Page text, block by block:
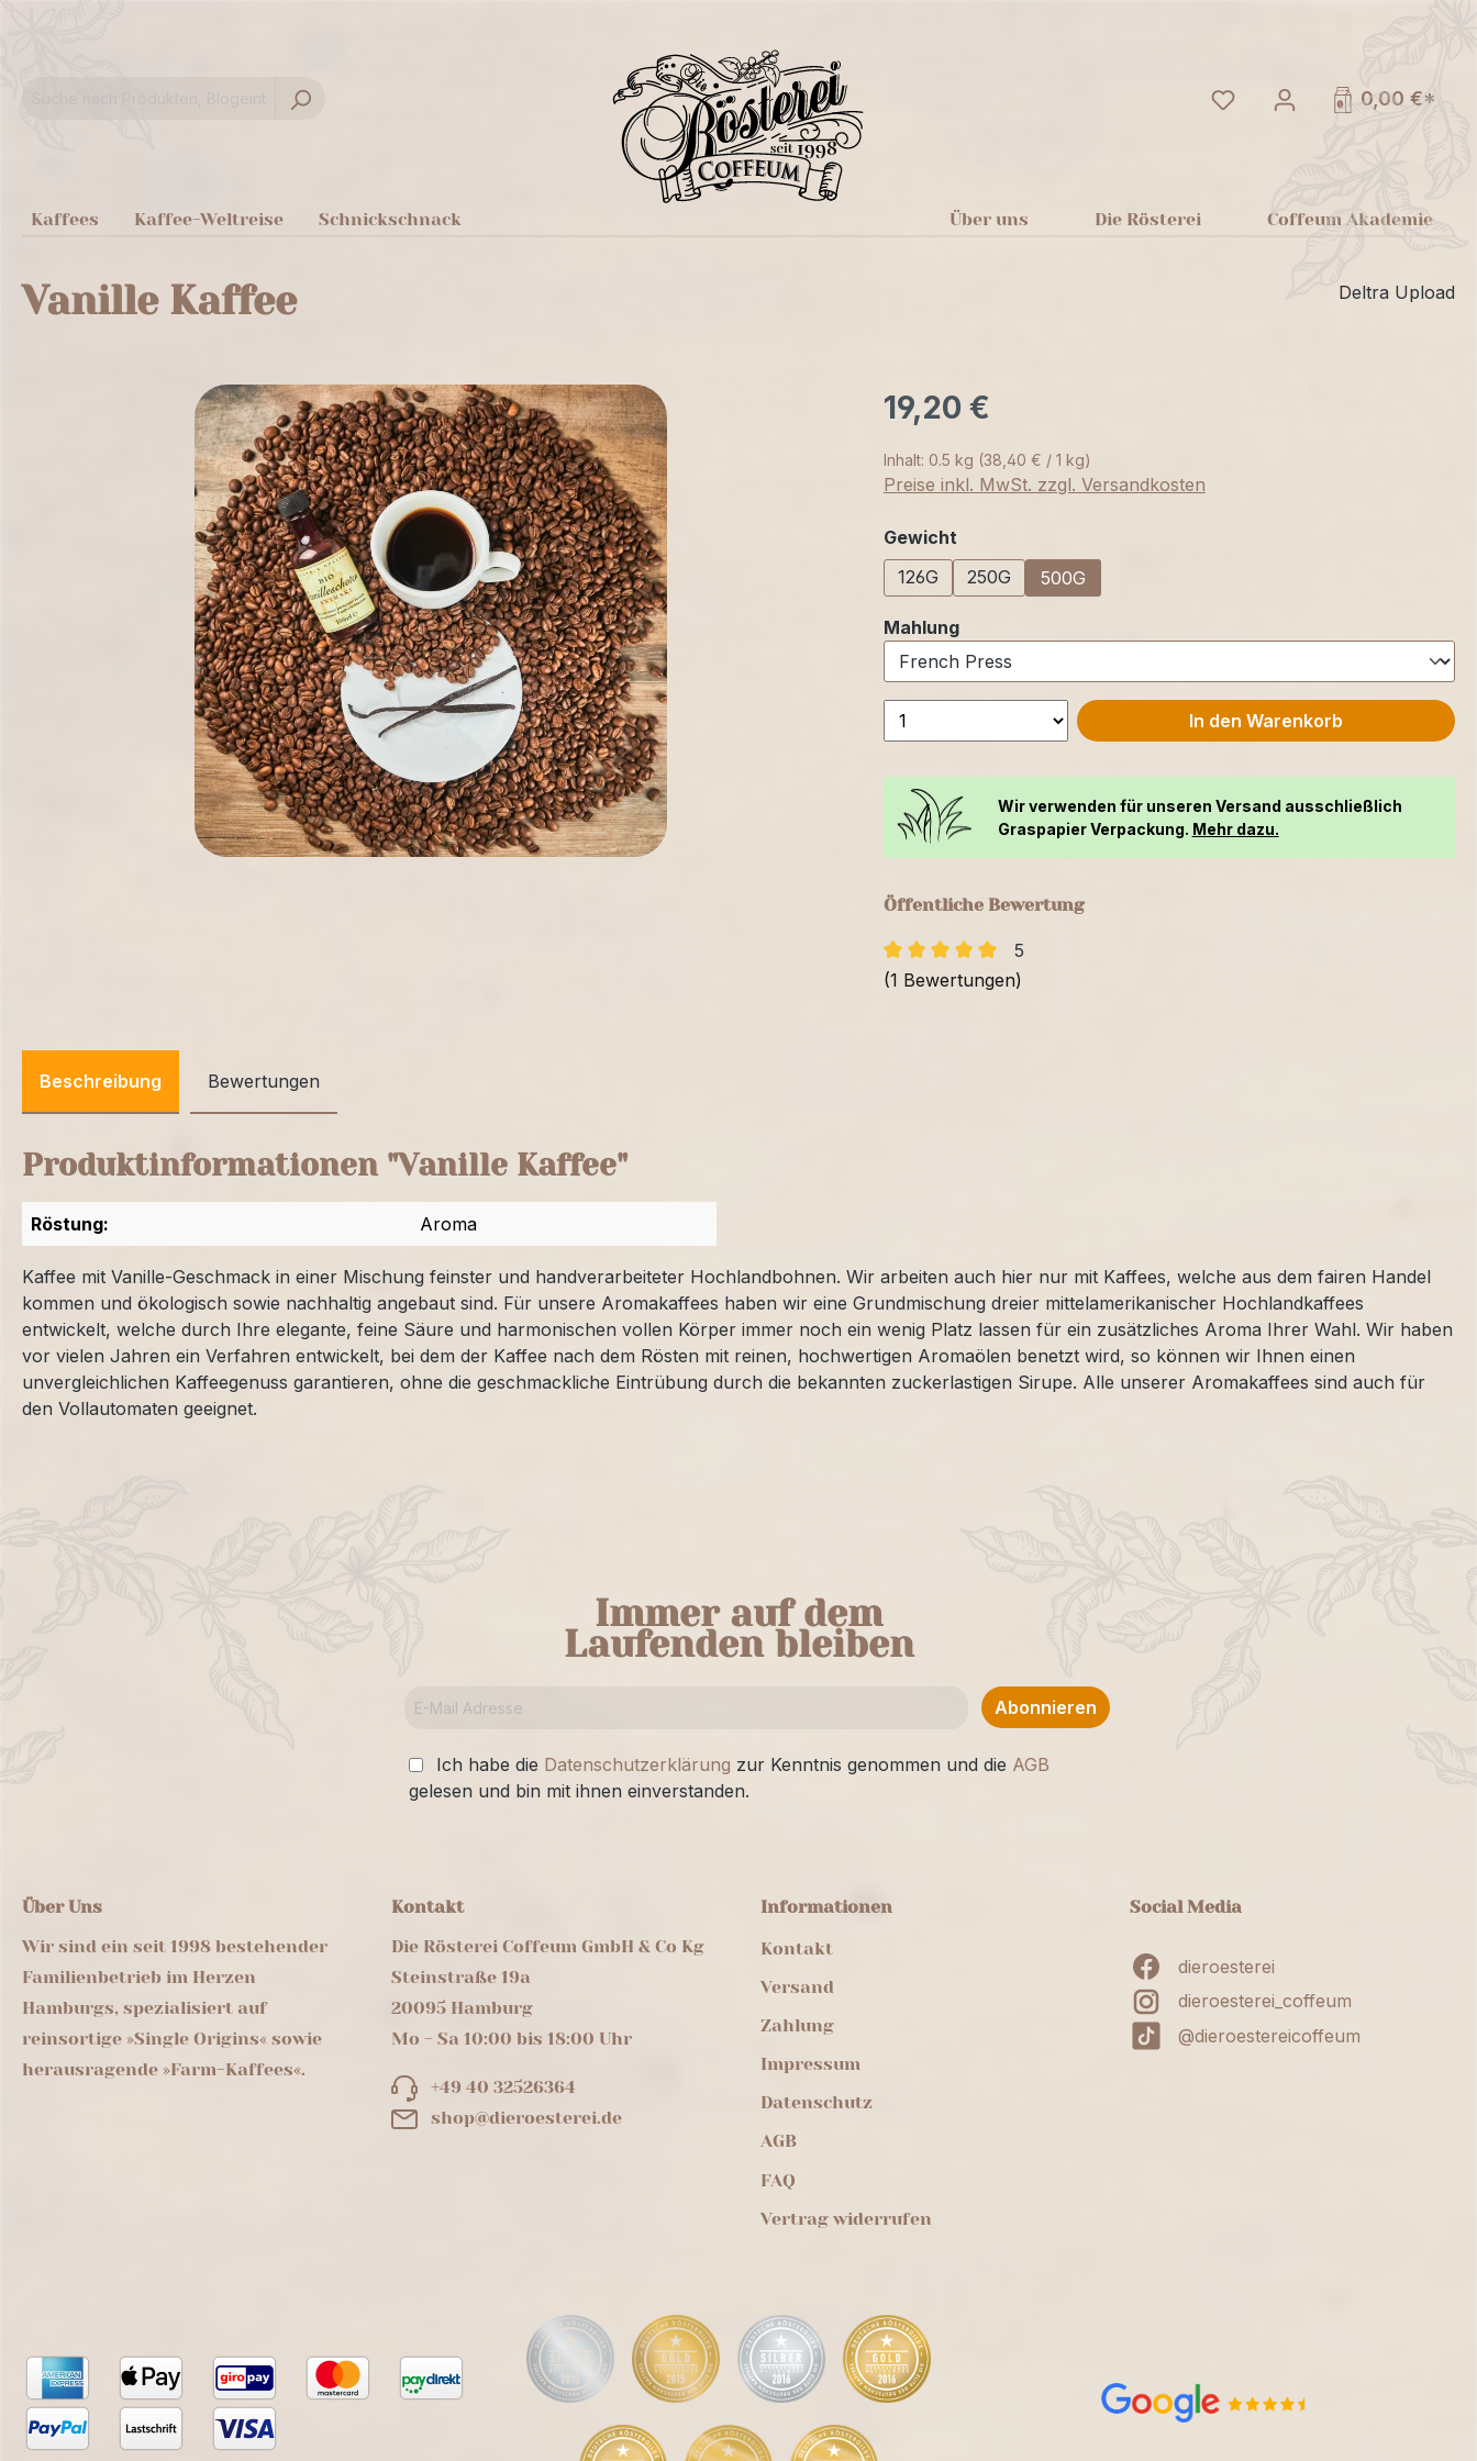
Du hast 0 Produkte auf
0,00 €*
Kaffees Kaffee-Weltreise Schnickschnack Über uns Die Rösterei Coffeum Akademie
Vanille Kaffee Deltra Upload
19,20 €
Inhalt: 0.5 kg (38,40 € / 1 kg)
Preise inkl. MwSt. zzgl. Versandkosten
Gewicht
126G
250G 500G
Mahlungauswählen
In den Warenkorb
Wir verwenden für unseren Versand ausschließlich
Graspapier Verpackung. Mehr dazu.
Öffentliche Bewertung
5
(1 Bewertungen)
Beschreibung Bewertungen
Produktinformationen "Vanille Kaffee"
Röstung: Aroma
Kaffee mit Vanille-Geschmack in einer Mischung feinster und handverarbeiteter Hochlandbohnen. Wir arbeiten auch hier nur mit Kaffees, welche aus dem fairen Handel
kommen und ökologisch sowie nachhaltig angebaut sind. Für unsere Aromakaffees haben wir eine Grundmischung dreier mittelamerikanischer Hochlandkaffees
entwickelt, welche durch Ihre elegante, feine Säure und harmonischen vollen Körper immer noch ein wenig Platz lassen für ein zusätzliches Aroma Ihrer Wahl. Wir haben
vor vielen Jahren ein Verfahren entwickelt, bei dem der Kaffee nach dem Rösten mit reinen, hochwertigen Aromaölen benetzt wird, so können wir Ihnen einen
unvergleichlichen Kaffeegenuss garantieren, ohne die geschmackliche Eintrübung durch die bekannten zuckerlastigen Sirupe. Alle unserer Aromakaffees sind auch für
den Vollautomaten geeignet.
Immer auf dem
Laufenden bleiben
Abonnieren
Ich habe die Datenschutzerklärung zur Kenntnis genommen und die AGB
gelesen und bin mit ihnen einverstanden.
Über Uns
Wir sind ein seit 1998 bestehender
Familienbetrieb im Herzen
Hamburgs, spezialisiert auf
reinsortige »Single Origins« sowie
herausragende »Farm-Kaffees«.
Kontakt
Die Rösterei Coffeum GmbH & Co Kg
Steinstraße 19a
20095 Hamburg
Mo - Sa 10:00 bis 18:00 Uhr
+49 40 32526364
shop@dieroesterei.de
Informationen
Kontakt
Versand
Zahlung
Impressum
Datenschutz
AGB
FAQ
Vertrag widerrufen
Social Media
dieroesterei
dieroesterei_coffeum
@dieroestereicoffeum